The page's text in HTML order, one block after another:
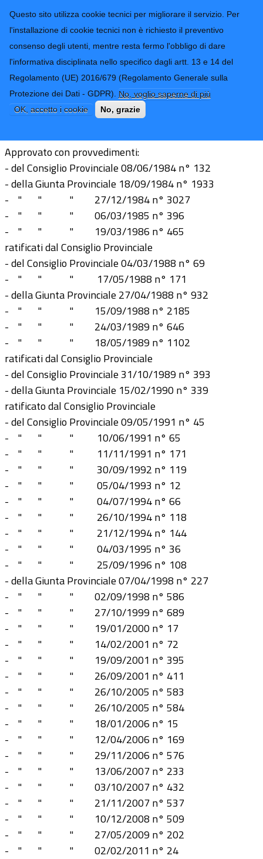
Questo sito utilizza cookie tecnici per migliorare il servizio. Per
l'installazione di cookie tecnici non è richiesto il preventivo
consenso degli utenti, mentre resta fermo l'obbligo di dare
l'informativa disciplinata nello specifico dagli artt. 13 e 14 del
Regolamento (UE) 2016/679 (Regolamento Generale sulla
Protezione dei Dati - GDPR). No, voglio saperne di più
OK, accetto i cookie
No, grazie
Provincia di
Imperia
CONTATTI-URP
TRASPARENZA
Form di ricerca
Regolamento CONCORSI
Approvato con provvedimenti:
- del Consiglio Provinciale 08/06/1984 n° 132
- della Giunta Provinciale 18/09/1984 n° 1933
- " " " 27/12/1984 n° 3027
- " " " 06/03/1985 n° 396
- " " " 19/03/1986 n° 465
ratificati dal Consiglio Provinciale
- del Consiglio Provinciale 04/03/1988 n° 69
- " " " 17/05/1988 n° 171
- della Giunta Provinciale 27/04/1988 n° 932
- " " " 15/09/1988 n° 2185
- " " " 24/03/1989 n° 646
- " " " 18/05/1989 n° 1102
ratificati dal Consiglio Provinciale
- del Consiglio Provinciale 31/10/1989 n° 393
- della Giunta Provinciale 15/02/1990 n° 339
ratificato dal Consiglio Provinciale
- del Consiglio Provinciale 09/05/1991 n° 45
- " " " 10/06/1991 n° 65
- " " " 11/11/1991 n° 171
- " " " 30/09/1992 n° 119
- " " " 05/04/1993 n° 12
- " " " 04/07/1994 n° 66
- " " " 26/10/1994 n° 118
- " " " 21/12/1994 n° 144
- " " " 04/03/1995 n° 36
- " " " 25/09/1996 n° 108
- della Giunta Provinciale 07/04/1998 n° 227
- " " " 02/09/1998 n° 586
- " " " 27/10/1999 n° 689
- " " " 19/01/2000 n° 17
- " " " 14/02/2001 n° 72
- " " " 19/09/2001 n° 395
- " " " 26/09/2001 n° 411
- " " " 26/10/2005 n° 583
- " " " 26/10/2005 n° 584
- " " " 18/01/2006 n° 15
- " " " 12/04/2006 n° 169
- " " " 29/11/2006 n° 576
- " " " 13/06/2007 n° 233
- " " " 03/10/2007 n° 432
- " " " 21/11/2007 n° 537
- " " " 10/12/2008 n° 509
- " " " 27/05/2009 n° 202
- " " " 02/02/2011 n° 24